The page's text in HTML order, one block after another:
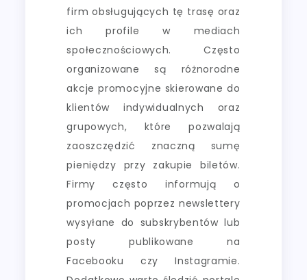
firm obsługujących tę trasę oraz
ich profile w mediach
społecznościowych. Często
organizowane są różnorodne
akcje promocyjne skierowane do
klientów indywidualnych oraz
grupowych, które pozwalają
zaoszczędzić znaczną sumę
pieniędzy przy zakupie biletów.
Firmy często informują o
promocjach poprzez newslettery
wysyłane do subskrybentów lub
posty publikowane na
Facebooku czy Instagramie.